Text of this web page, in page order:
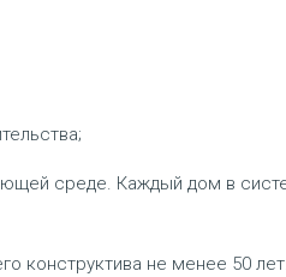
среде. Каждый дом в
конструктива не менее 50